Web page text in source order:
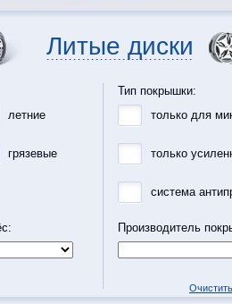
Литые диски
летние
грязевые
Тип покрышки:
только для
только
система
Производитель